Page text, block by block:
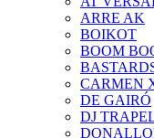
ARRE AK
BOIKOT
BOOM
CARMEN
DE GAIRÓ
DJ